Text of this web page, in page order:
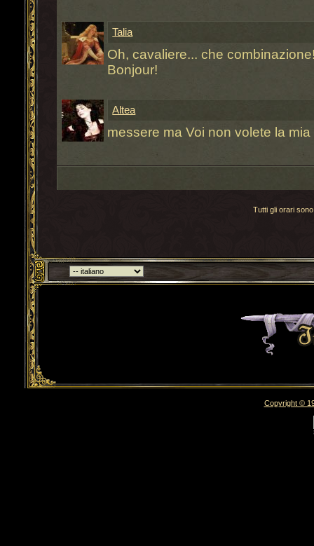
Talia
Oh, cavaliere... che
Bonjour!
Altea
messere ma Voi non volete la
Tutti gli orari
Torna indietro
Copyright ©